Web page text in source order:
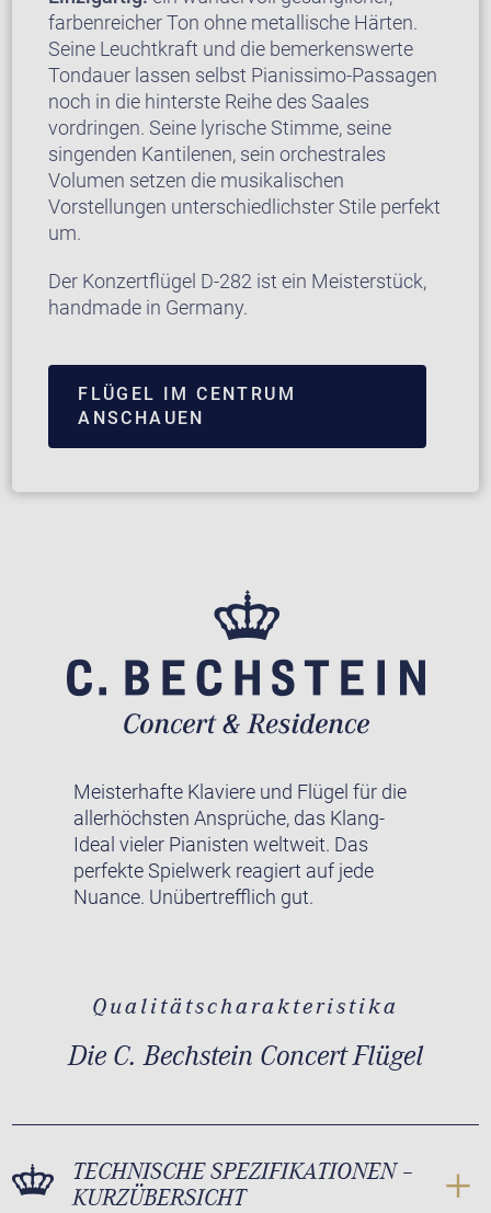
farbenreicher Ton ohne metallische Härten.
Seine Leuchtkraft und die bemerkenswerte
Tondauer lassen selbst Pianissimo-Passagen
noch in die hinterste Reihe des Saales
vordringen. Seine lyrische Stimme, seine
singenden Kantilenen, sein orchestrales
Volumen setzen die musikalischen
Vorstellungen unterschiedlichster Stile perfekt
um.
Der Konzertflügel D-282 ist ein Meisterstück,
handmade in Germany.
FLÜGEL IM CENTRUM
ANSCHAUEN
Meisterhafte Klaviere und Flügel für die
allerhöchsten Ansprüche, das Klang-
Ideal vieler Pianisten weltweit. Das
perfekte Spielwerk reagiert auf jede
Nuance. Unübertrefflich gut.
Qualitätscharakteristika
Die C. Bechstein Concert Flügel
TECHNISCHE SPEZIFIKATIONEN –
KURZÜBERSICHT